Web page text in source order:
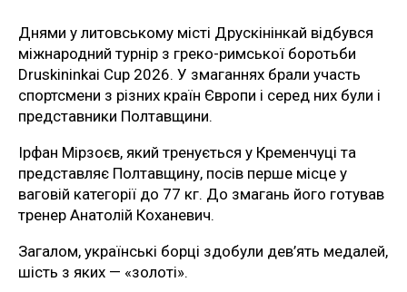
Днями у литовському місті Друскінінкай відбувся
міжнародний турнір з греко-римської боротьби
Druskininkai Cup 2026. У змаганнях брали участь
спортсмени з різних країн Європи і серед них були і
представники Полтавщини.
Ірфан Мірзоєв, який тренується у Кременчуці та
представляє Полтавщину, посів перше місце у
ваговій категорії до 77 кг. До змагань його готував
тренер Анатолій Коханевич.
Загалом, українські борці здобули дев’ять медалей,
шість з яких — «золоті».